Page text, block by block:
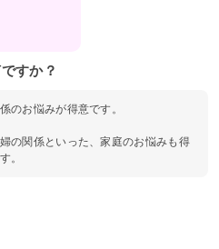
すか？
のお悩みが得意です。
の関係といった、家庭のお悩みも得
。